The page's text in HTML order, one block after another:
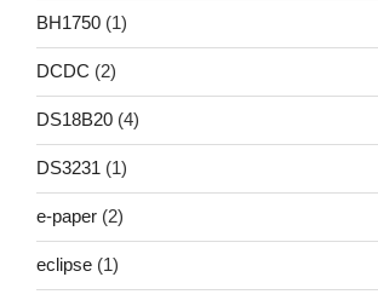
BH1750 (1)
DCDC (2)
DS18B20 (4)
DS3231 (1)
e-paper (2)
eclipse (1)